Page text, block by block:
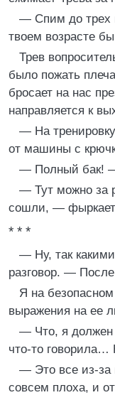
— Спим до трех
твоем возрасте
Трев
было пожать
бросает на нас
направляется к
— На
от машины с
— Полный бак! —
— Тут можно за
сошли, —
* * *
— Ну, так
разговор. —
Я на
выражения на ее
— Что, я должен
что-то говорила…
— Это все из-
совсем плоха, и